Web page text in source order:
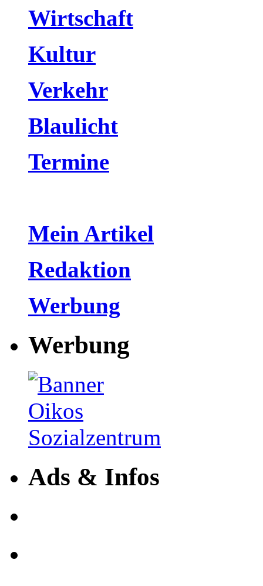
Wirtschaft
Kultur
Verkehr
Blaulicht
Termine
Mein Artikel
Redaktion
Werbung
Werbung
Ads & Infos